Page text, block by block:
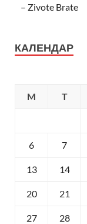
– Zivote Brate
КАЛЕНДАР
M
T
6 7
13 14
20 21
27 28